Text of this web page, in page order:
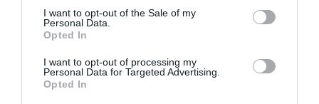
consent section.
I want to opt-out of the Sale of my
Personal Data.
Opted In
I want to opt-out of processing my
Personal Data for Targeted Advertising.
Opted In